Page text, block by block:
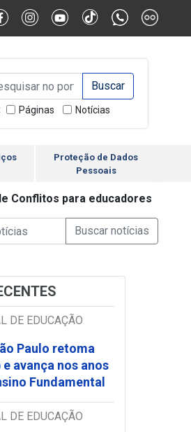
Alternar Tamanho da Fonte
de Busca de
de Busca de informaçõesEnviar a Busca
Páginas Notícias
Proteção de Dados
Pessoais
Conflitos para educadores
Busca de Notícias
de informaçõesEnviar a Busca de
DE EDUCAÇÃO
Paulo retoma
avança nos anos
Fundamental
DE EDUCAÇÃO